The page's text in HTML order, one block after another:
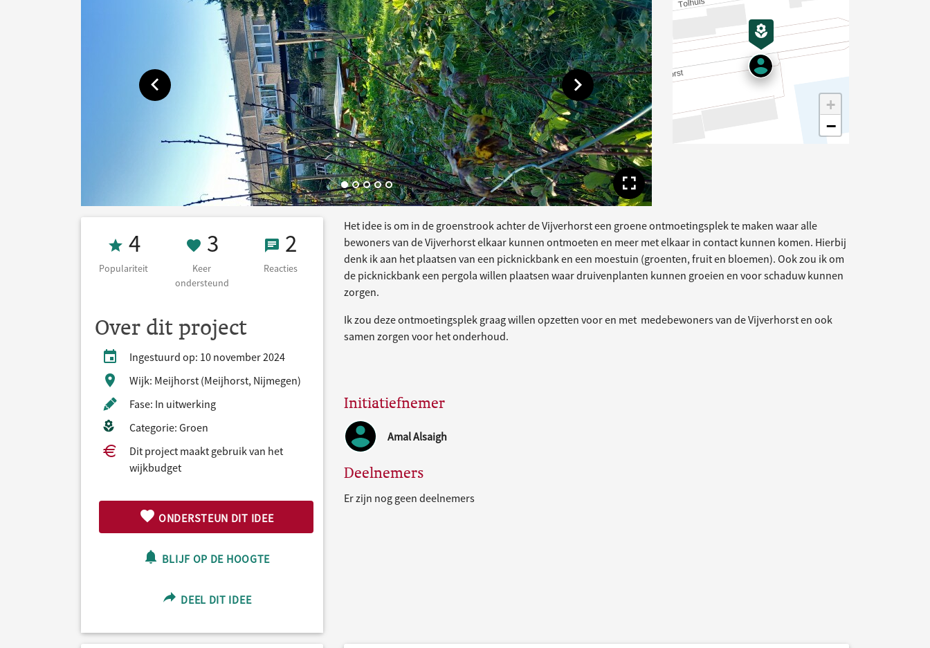
Toon vorige afbeelding Toon volgende afbeelding
Toon volledige afbeelding
+
−
Populariteit 4
4
Populariteit
3 Keer ondersteund
3
Keer
ondersteund
2 Reacties
2
Reacties
Over dit project
Ingestuurd op: 10 november 2024
Wijk: Meijhorst (Meijhorst, Nijmegen)
Fase: In uitwerking
Categorie: Groen
Dit project maakt gebruik van het
wijkbudget
ONDERSTEUN DIT IDEE
BLIJF OP DE HOOGTE
DEEL DIT IDEE
Het idee is om in de groenstrook achter de Vijverhorst een groene ontmoetingsplek te maken waar alle
bewoners van de Vijverhorst elkaar kunnen ontmoeten en meer met elkaar in contact kunnen komen. Hierbij
denk ik aan het plaatsen van een picknickbank en een moestuin (groenten, fruit en bloemen). Ook zou ik om
de picknickbank een pergola willen plaatsen waar druivenplanten kunnen groeien en voor schaduw kunnen
zorgen.
Ik zou deze ontmoetingsplek graag willen opzetten voor en met medebewoners van de Vijverhorst en ook
samen zorgen voor het onderhoud.
Initiatiefnemer
Amal Alsaigh
Deelnemers
Er zijn nog geen deelnemers